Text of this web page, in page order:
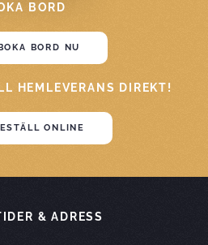
BORD
BOKA BORD NU
HEMLEVERANS DIREKT!
ONLINE
& ADRESS